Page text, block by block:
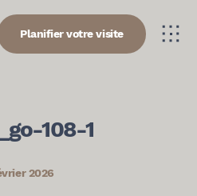
Planifier votre visite
108-1
2026